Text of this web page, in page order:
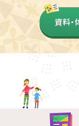
LITALICO仕事ナビ
LITALICO教育ソ
資料